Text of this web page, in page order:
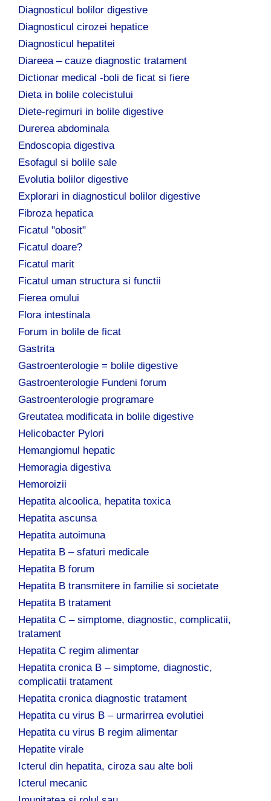
Diagnosticul bolilor digestive
Diagnosticul cirozei hepatice
Diagnosticul hepatitei
Diareea – cauze diagnostic tratament
Dictionar medical -boli de ficat si fiere
Dieta in bolile colecistului
Diete-regimuri in bolile digestive
Durerea abdominala
Endoscopia digestiva
Esofagul si bolile sale
Evolutia bolilor digestive
Explorari in diagnosticul bolilor digestive
Fibroza hepatica
Ficatul "obosit"
Ficatul doare?
Ficatul marit
Ficatul uman structura si functii
Fierea omului
Flora intestinala
Forum in bolile de ficat
Gastrita
Gastroenterologie = bolile digestive
Gastroenterologie Fundeni forum
Gastroenterologie programare
Greutatea modificata in bolile digestive
Helicobacter Pylori
Hemangiomul hepatic
Hemoragia digestiva
Hemoroizii
Hepatita alcoolica, hepatita toxica
Hepatita ascunsa
Hepatita autoimuna
Hepatita B – sfaturi medicale
Hepatita B forum
Hepatita B transmitere in familie si societate
Hepatita B tratament
Hepatita C – simptome, diagnostic, complicatii,
tratament
Hepatita C regim alimentar
Hepatita cronica B – simptome, diagnostic,
complicatii tratament
Hepatita cronica diagnostic tratament
Hepatita cu virus B – urmarirrea evolutiei
Hepatita cu virus B regim alimentar
Hepatite virale
Icterul din hepatita, ciroza sau alte boli
Icterul mecanic